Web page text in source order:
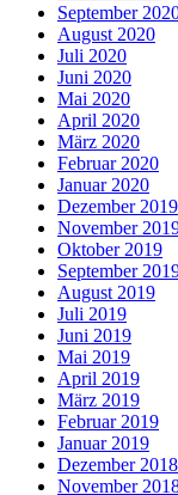
September
August 2020
Juli 2020
Juni 2020
Mai 2020
April 2020
März 2020
Februar 2020
Januar 2020
Dezember 2019
November
Oktober 2019
September
August 2019
Juli 2019
Juni 2019
Mai 2019
April 2019
März 2019
Februar 2019
Januar 2019
Dezember 2018
November